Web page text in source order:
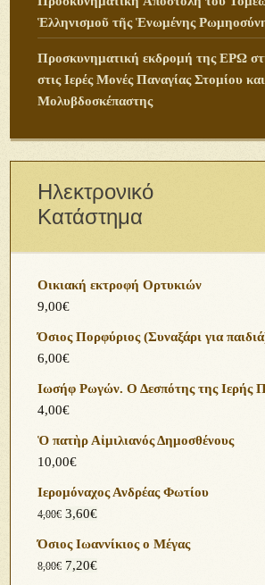
Ἑλληνισμοῦ τῆς Ἑνωμένης
Προσκυνηματική εκδρομή της ΕΡΩ
στις Ιερές Μονές Παναγίας Στομίου και
Μολυβδοσκέπαστης
Ηλεκτρονικό
Κατάστημα
Οικιακή εκτροφή Ορτυκιών
9,00€
Όσιος Πορφύριος (Συναξάρι για
6,00€
Ιωσήφ Ρωγών. Ο Δεσπότης της Ιερής
4,00€
Ὁ πατὴρ Αἰμιλιανός Δημοσθένους
10,00€
Ιερομόναχος Ανδρέας Φωτίου
4,00€ 3,60€
Όσιος Ιωαννίκιος ο Μέγας
8,00€ 7,20€